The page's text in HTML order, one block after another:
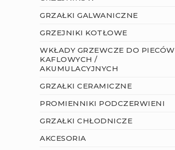
GRZAŁKI GALWANICZNE
GRZEJNIKI KOTŁOWE
WKŁADY GRZEWCZE DO PIECÓW
KAFLOWYCH /
AKUMULACYJNYCH
GRZAŁKI CERAMICZNE
PROMIENNIKI PODCZERWIENI
GRZAŁKI CHŁODNICZE
AKCESORIA